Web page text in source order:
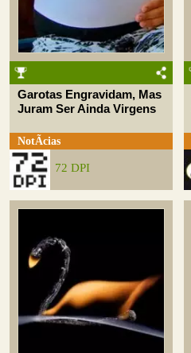
Garotas Engravidam, Mas
Juram Ser Ainda Virgens
NotÃ­cias
72 DPI